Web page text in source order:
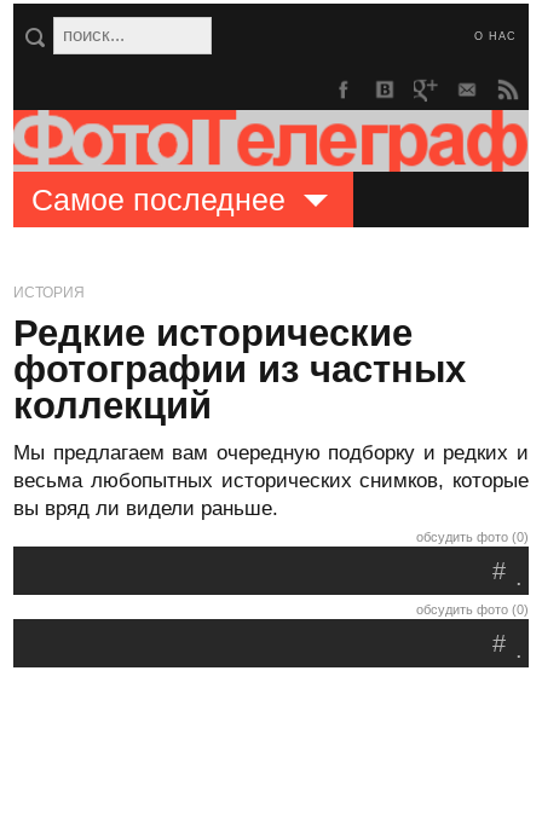
О НАС
Самое последнее
ИСТОРИЯ
Редкие исторические
фотографии из частных
коллекций
Мы предлагаем вам очередную подборку и редких и
весьма любопытных исторических снимков, которые
вы вряд ли видели раньше.
обсудить фото (0)
.
#
обсудить фото (0)
.
#